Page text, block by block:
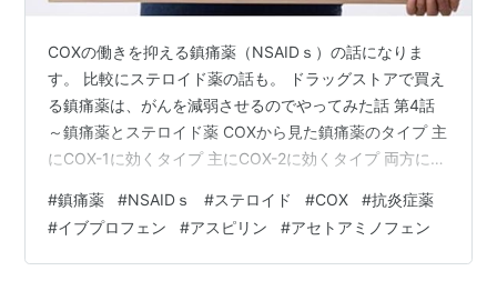
COXの働きを抑える鎮痛薬（NSAIDｓ）の話になりま
す。 比較にステロイド薬の話も。 ドラッグストアで買え
る鎮痛薬は、がんを減弱させるのでやってみた話 第4話
～鎮痛薬とステロイド薬 COXから見た鎮痛薬のタイプ 主
にCOX-1に効くタイプ 主にCOX-2に効くタイプ 両方に効
されている鎮痛薬 抗炎症作用における鎮痛薬(NSAIDｓ)
とステロイド薬の比較 鎮痛薬とステロイド薬に共通して
いる効果 ステロイド薬のみにある効果 ステロイド薬の抗
#鎮痛薬 #NSAIDｓ #ステロイド #COX #抗炎症薬
#イブプロフェン #アスピリン #アセトアミノフェン